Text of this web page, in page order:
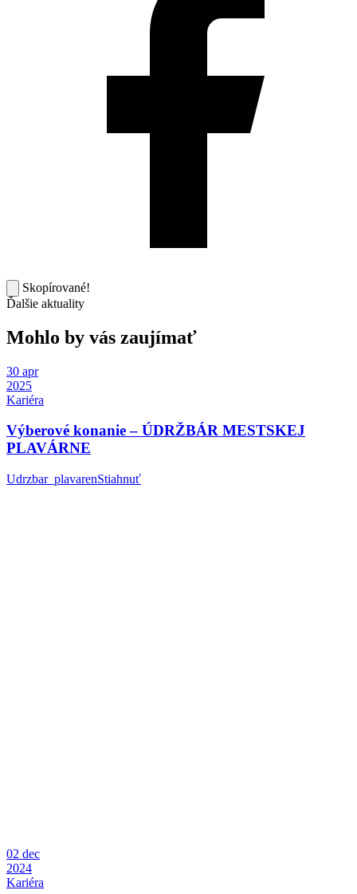
Skopírované!
Ďalšie aktuality
Mohlo by vás zaujímať
30 apr
2025
Kariéra
Výberové konanie – ÚDRŽBÁR MESTSKEJ
PLAVÁRNE
Udrzbar_plavarenStiahnuť
02 dec
2024
Kariéra